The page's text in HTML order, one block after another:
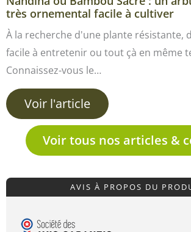
très ornemental facile à cultiver
À la recherche d'une plante résistante,
facile à entretenir ou tout çà en même
Connaissez-vous le…
Voir l'article
Voir tous nos articles &
AVIS À PROPOS DU